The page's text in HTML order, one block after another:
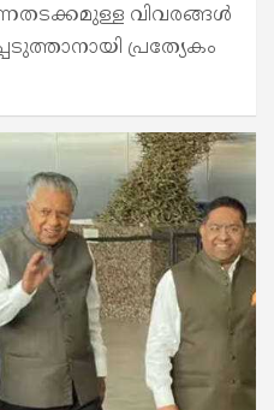
വിവരങ്ങൾ
പ്രത്യേകം